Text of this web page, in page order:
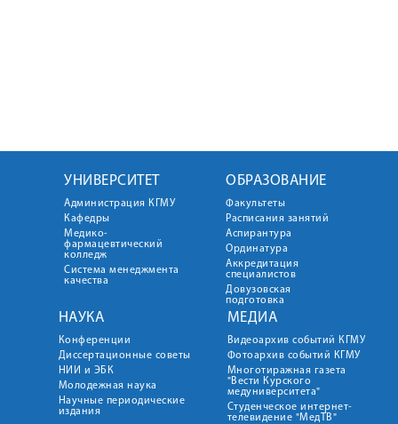
УНИВЕРСИТЕТ
Администрация КГМУ
Кафедры
Медико-
фармацевтический
колледж
Система менеджмента
качества
ОБРАЗОВАНИЕ
Факультеты
Расписания занятий
Аспирантура
Ординатура
Аккредитация
специалистов
Довузовская
подготовка
НАУКА
Конференции
Диссертационные советы
НИИ и ЭБК
Молодежная наука
Научные периодические
издания
МЕДИА
Видеоархив событий КГМУ
Фотоархив событий КГМУ
Многотиражная газета
"Вести Курского
медуниверситета"
Студенческое интернет-
телевидение "МедТВ"